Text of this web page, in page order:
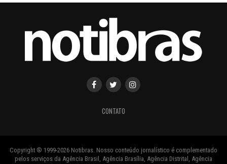
CONTATO
Copyright ® 1999-2026 Notibras. Nosso conteúdo jornalístico é complementado
pelos serviços da Agência Brasil, Agência Brasília, Agência Distrital, Agência